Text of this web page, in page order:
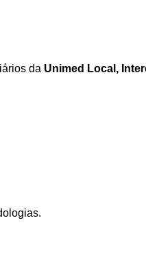
da Unimed Local,